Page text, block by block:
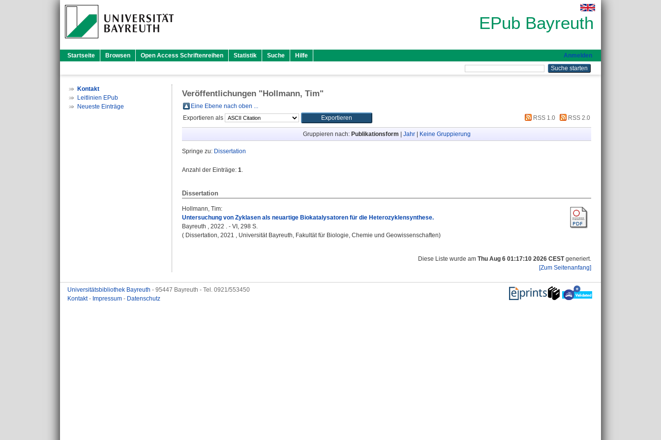
EPub Bayreuth
Startseite Browsen Open Access Schriftenreihen Statistik Suche Hilfe Anmelden
Kontakt
Leitlinien EPub
Neueste Einträge
Veröffentlichungen "Hollmann, Tim"
Eine Ebene nach oben ...
Exportieren als
RSS 1.0 RSS 2.0
Gruppieren nach: Publikationsform Jahr| Keine Gruppierung
Springe zu: Dissertation
Anzahl der Einträge: 1.
Dissertation
Hollmann, Tim:
Untersuchung von Zyklasen als neuartige Biokatalysatoren für die Heterozyklensynthese.
Bayreuth , 2022 . - VI, 298 S.
( Dissertation, 2021 , Universität Bayreuth, Fakultät für Biologie, Chemie und Geowissenschaften)
Diese Liste wurde am Thu Aug 6 01:17:10 2026 CESTgeneriert.
[Zum Seitenanfang]
Universitätsbibliothek Bayreuth - 95447 Bayreuth - Tel. 0921/553450
Kontakt- Impressum - Datenschutz